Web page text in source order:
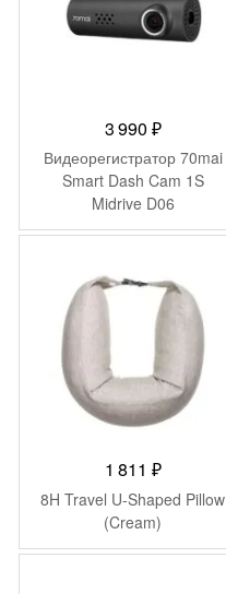
3 990 ₽
Видеорегистратор 70mai
Smart Dash Cam 1S
Midrive D06
1 811 ₽
8H Travel U-Shaped Pillow
(Cream)